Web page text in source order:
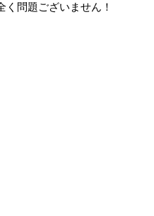
文書収集 愛犬紹介
く問題ございません！